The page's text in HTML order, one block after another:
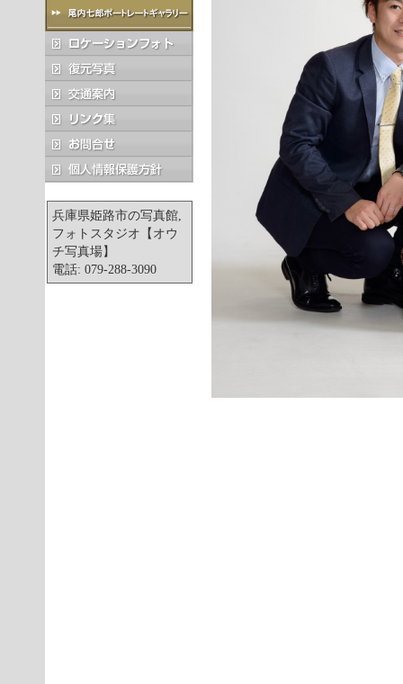
兵庫県姫路市の写真館,
フォトスタジオ【オウ
チ写真場】
電話: 079-288-3090